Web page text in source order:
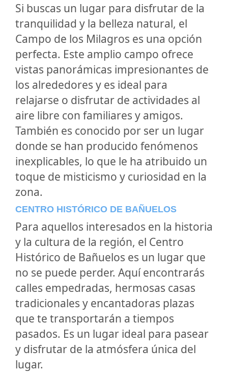
Si buscas un lugar para disfrutar de la
tranquilidad y la belleza natural, el
Campo de los Milagros es una opción
perfecta. Este amplio campo ofrece
vistas panorámicas impresionantes de
los alrededores y es ideal para
relajarse o disfrutar de actividades al
aire libre con familiares y amigos.
También es conocido por ser un lugar
donde se han producido fenómenos
inexplicables, lo que le ha atribuido un
toque de misticismo y curiosidad en la
zona.
CENTRO HISTÓRICO DE BAÑUELOS
Para aquellos interesados en la historia
y la cultura de la región, el Centro
Histórico de Bañuelos es un lugar que
no se puede perder. Aquí encontrarás
calles empedradas, hermosas casas
tradicionales y encantadoras plazas
que te transportarán a tiempos
pasados. Es un lugar ideal para pasear
y disfrutar de la atmósfera única del
lugar.